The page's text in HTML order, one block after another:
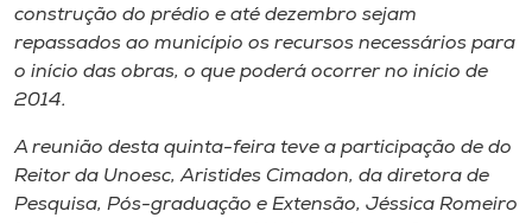
construção do prédio e até dezembro sejam
repassados ao município os recursos necessários para
o início das obras, o que poderá ocorrer no início de
2014.
A reunião desta quinta-feira teve a participação de do
Reitor da Unoesc, Aristides Cimadon, da diretora de
Pesquisa, Pós-graduação e Extensão, Jéssica Romeiro